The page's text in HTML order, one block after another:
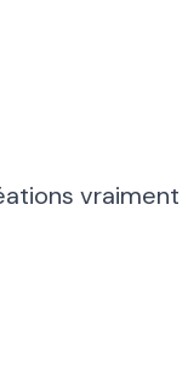
vraiment